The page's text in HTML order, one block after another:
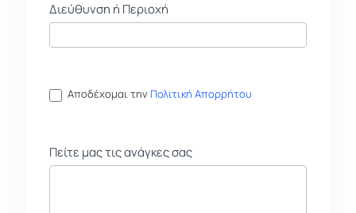
Διεύθυνση ή Περιοχή
Αποδέχομαι την Πολιτική Απορρήτου
Πείτε μας τις ανάγκες σας